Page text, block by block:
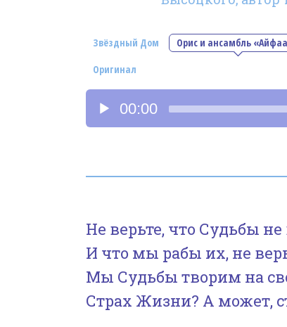
Звёздный Дом Орис и ансамбль
Оригинал
Аудиоплеер
00:00
Не верьте, что Судьбы
И что мы рабы их, не
Мы Судьбы творим на
Страх Жизни? А может,